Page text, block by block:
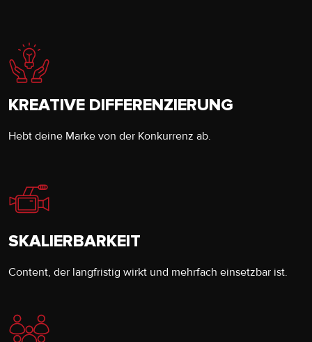
KREATIVE DIFFERENZIERUNG
Hebt deine Marke von der Konkurrenz ab.
SKALIERBARKEIT
Content, der langfristig wirkt und mehrfach einsetzbar ist.